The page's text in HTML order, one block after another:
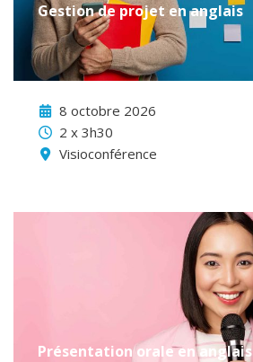
Gestion de projet en anglais
8 octobre 2026
2 x 3h30
Visioconférence
Présentation orale en anglais